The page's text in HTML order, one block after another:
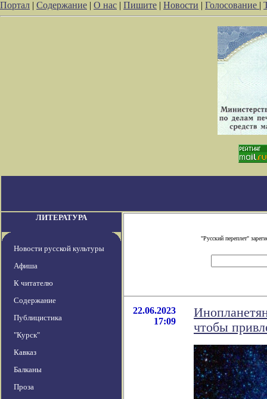
Портал | Содержание | О нас | Пишите | Новости | Голосование |
ЛИТЕРАТУРА
Новости русской культуры
Афиша
К читателю
Содержание
Публицистика
"Курск"
Кавказ
Балканы
Проза
"Русский переплет"
22.06.2023
17:09
чтобы